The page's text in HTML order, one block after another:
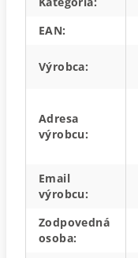
EAN:
Výrobca:
Adresa
výrobcu:
Email
výrobcu:
Zodpovedná
osoba: